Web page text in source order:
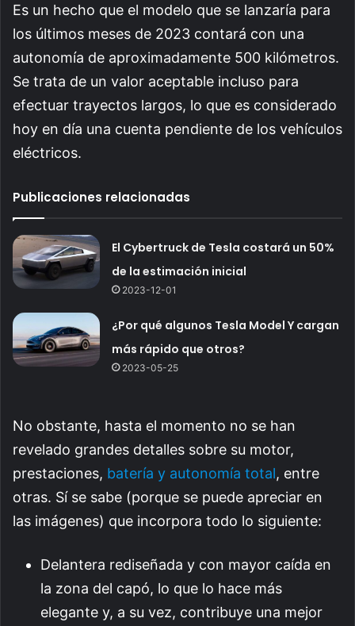
Es un hecho que el modelo que se lanzaría para
los últimos meses de 2023 contará con una
autonomía de aproximadamente 500 kilómetros.
Se trata de un valor aceptable incluso para
efectuar trayectos largos, lo que es considerado
hoy en día una cuenta pendiente de los vehículos
eléctricos.
Publicaciones relacionadas
El Cybertruck de Tesla costará un 50%
de la estimación inicial
2023-12-01
¿Por qué algunos Tesla Model Y cargan
más rápido que otros?
2023-05-25
No obstante, hasta el momento no se han
revelado grandes detalles sobre su motor,
prestaciones, batería y autonomía total, entre
otras. Sí se sabe (porque se puede apreciar en
las imágenes) que incorpora todo lo siguiente:
Delantera rediseñada y con mayor caída en
la zona del capó, lo que lo hace más
elegante y, a su vez, contribuye una mejor